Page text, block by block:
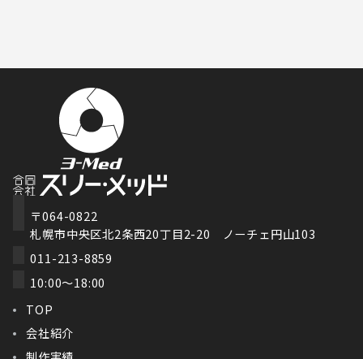
〒064-0822
札幌市中央区北2条西20丁目2-20 ノーチェ円山103
011-213-8859
10:00～18:00
TOP
会社紹介